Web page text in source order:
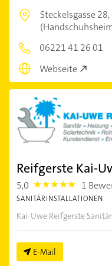
Steckelsgasse 28,
06221 41 26 01
Webseite
Reifgerste Kai-
5,0 5.0 1
SANITÄRINSTALLATIONEN
Kai-Uwe Reifgerste
E-Mail